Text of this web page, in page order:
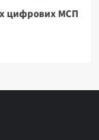
цифрових МСП